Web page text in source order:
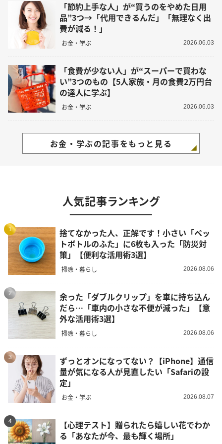
「節約上手な人」が“買うのをやめた日用
品”3つ→「代用できるんだ」「無理なく出
費が減る！」
お金・学ぶ 2026.06.03
「食費が少ない人」が“スーパーで買わな
い”3つのもの【5人家族・月の食費2万円台
の達人に学ぶ】
お金・学ぶ 2026.06.03
お金・学ぶの記事をもっと見る
人気記事ランキング
1
捨てなかった人、正解です！小さい「ペッ
トボトルのふた」に6枚も入った「防災対
策」【便利な活用術3選】
掃除・暮らし 2026.08.06
2
余った「ダブルクリップ」を車に持ち込ん
だら…「車内の小さな不便が減った」【意
外な活用術3選】
掃除・暮らし 2026.08.06
3
ずっとオンになってない？【iPhone】通信
量が気になる人が見直したい「Safariの設
定」
お金・学ぶ 2026.08.07
4
【心理テスト】贈られたら嬉しい花でわか
る「あなたが今、最も輝く場所」